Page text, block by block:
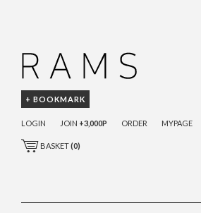
+ BOOKMARK
LOGIN JOIN +3,000P ORDER MYPAGE
BASKET(0)